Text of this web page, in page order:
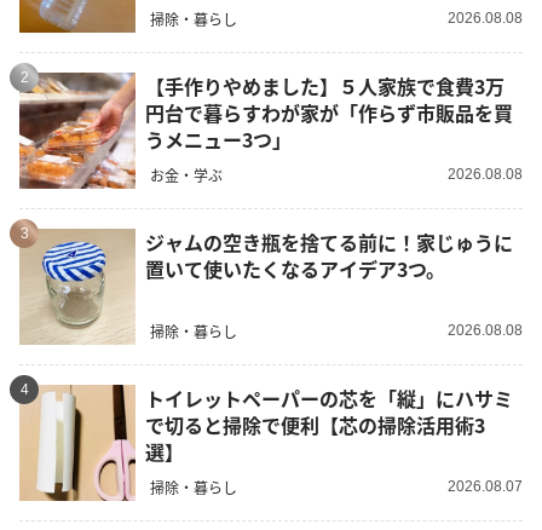
掃除・暮らし 2026.08.08
2
【手作りやめました】５人家族で食費3万
円台で暮らすわが家が「作らず市販品を買
うメニュー3つ」
お金・学ぶ 2026.08.08
3
ジャムの空き瓶を捨てる前に！家じゅうに
置いて使いたくなるアイデア3つ。
掃除・暮らし 2026.08.08
4
トイレットペーパーの芯を「縦」にハサミ
で切ると掃除で便利【芯の掃除活用術3
選】
掃除・暮らし 2026.08.07